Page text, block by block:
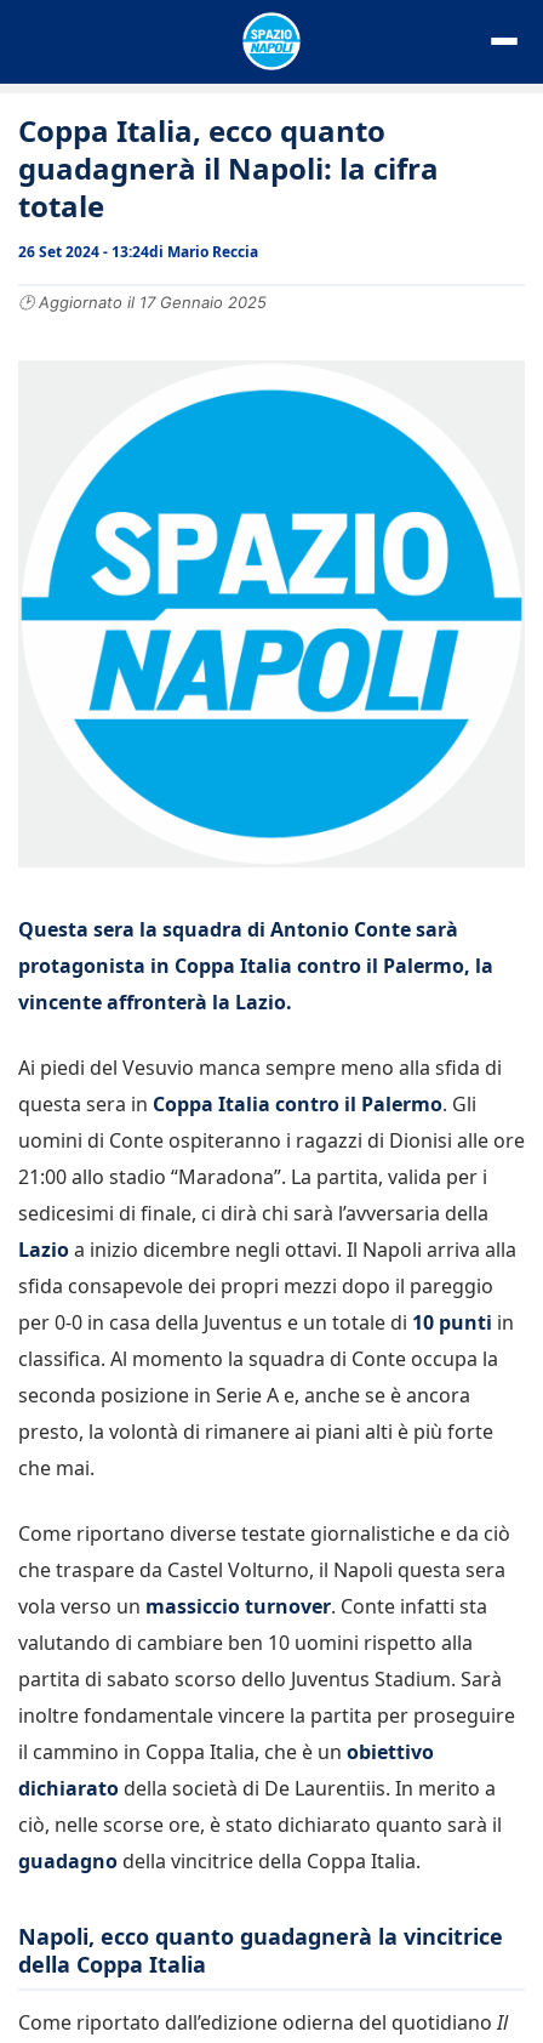
Coppa Italia, ecco quanto
guadagnerà il Napoli: la cifra
totale
26 Set 2024 - 13:24di Mario Reccia
🕑 Aggiornato il 17 Gennaio 2025
Questa sera la squadra di Antonio Conte sarà
protagonista in Coppa Italia contro il Palermo, la
vincente affronterà la Lazio.
Ai piedi del Vesuvio manca sempre meno alla sfida di
questa sera in Coppa Italia contro il Palermo. Gli
uomini di Conte ospiteranno i ragazzi di Dionisi alle ore
21:00 allo stadio “Maradona”. La partita, valida per i
sedicesimi di finale, ci dirà chi sarà l’avversaria della
Lazioa inizio dicembre negli ottavi. Il Napoli arriva alla
sfida consapevole dei propri mezzi dopo il pareggio
per 0-0 in casa della Juventus e un totale di 10 punti in
classifica. Al momento la squadra di Conte occupa la
seconda posizione in Serie A e, anche se è ancora
presto, la volontà di rimanere ai piani alti è più forte
che mai.
Come riportano diverse testate giornalistiche e da ciò
che traspare da Castel Volturno, il Napoli questa sera
vola verso un massiccio turnover. Conte infatti sta
valutando di cambiare ben 10 uomini rispetto alla
partita di sabato scorso dello Juventus Stadium. Sarà
inoltre fondamentale vincere la partita per proseguire
il cammino in Coppa Italia, che è un obiettivo
dichiarato della società di De Laurentiis. In merito a
ciò, nelle scorse ore, è stato dichiarato quanto sarà il
guadagno della vincitrice della Coppa Italia.
Napoli, ecco quanto guadagnerà la vincitrice
della Coppa Italia
Come riportato dall’edizione odierna del quotidianoIl